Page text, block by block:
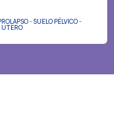
- SUELO PÉLVICO-
UTERO